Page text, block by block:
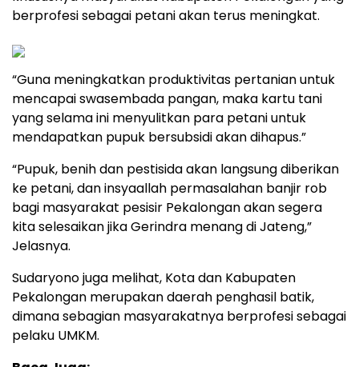
berprofesi sebagai petani akan terus meningkat.
“Guna meningkatkan produktivitas pertanian untuk
mencapai swasembada pangan, maka kartu tani
yang selama ini menyulitkan para petani untuk
mendapatkan pupuk bersubsidi akan dihapus.”
“Pupuk, benih dan pestisida akan langsung diberikan
ke petani, dan insyaallah permasalahan banjir rob
bagi masyarakat pesisir Pekalongan akan segera
kita selesaikan jika Gerindra menang di Jateng,”
Jelasnya.
Sudaryono juga melihat, Kota dan Kabupaten
Pekalongan merupakan daerah penghasil batik,
dimana sebagian masyarakatnya berprofesi sebagai
pelaku UMKM.